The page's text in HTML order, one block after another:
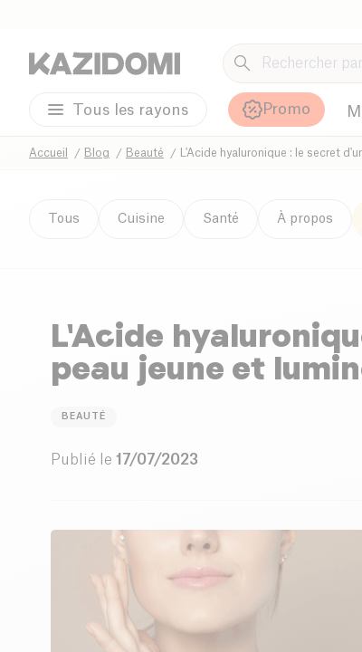
Tous les rayons Promo
Accueil Blog Beauté L'Acide hyaluronique : le secret
Tous Cuisine Santé À propos
L'Acide
peau jeune et
BEAUTÉ
Publié le 17/07/2023